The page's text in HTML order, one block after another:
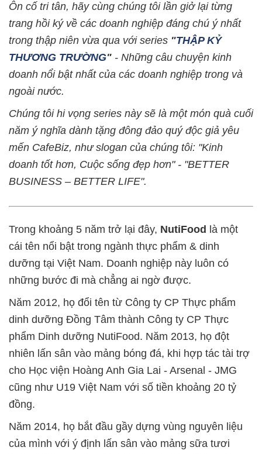
Ôn cố tri tân, hãy cùng chúng tôi lần giở lại từng
trang hồi ký về các doanh nghiệp đáng chú ý nhất
trong thập niên vừa qua với series "THẬP KỶ
THƯƠNG TRƯỜNG" - Những câu chuyện kinh
doanh nổi bật nhất của các doanh nghiệp trong và
ngoài nước.
Chúng tôi hi vọng series này sẽ là một món quà cuối
năm ý nghĩa dành tặng đông đảo quý độc giả yêu
mến CafeBiz, như slogan của chúng tôi: "Kinh
doanh tốt hơn, Cuộc sống đẹp hơn" - "BETTER
BUSINESS – BETTER LIFE".
Trong khoảng 5 năm trở lại đây, NutiFood là một
cái tên nổi bật trong ngành thực phẩm & dinh
dưỡng tại Việt Nam. Doanh nghiệp này luôn có
những bước đi mà chẳng ai ngờ được.
Năm 2012, họ đổi tên từ Công ty CP Thực phẩm
dinh dưỡng Đồng Tâm thành Công ty CP Thực
phẩm Dinh dưỡng NutiFood. Năm 2013, họ đột
nhiên lấn sân vào mảng bóng đá, khi hợp tác tài trợ
cho Học viện Hoàng Anh Gia Lai - Arsenal - JMG
cũng như U19 Việt Nam với số tiền khoảng 20 tỷ
đồng.
Năm 2014, họ bắt đầu gầy dựng vùng nguyên liệu
của mình với ý định lấn sân vào mảng sữa tươi